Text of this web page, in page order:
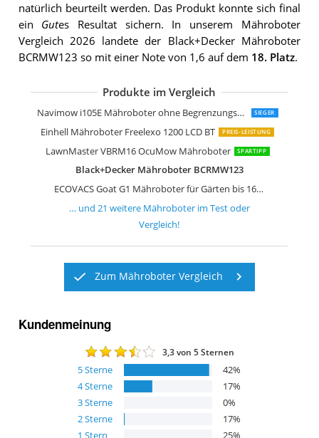
natürlich beurteilt werden. Das Produkt konnte sich final
ein Gutes Resultat sichern. In unserem Mähroboter
Vergleich 2026 landete der Black+Decker Mähroboter
BCRMW123 so mit einer Note von 1,6 auf dem 18. Platz.
Produkte im Vergleich
Navimow i105E Mähroboter ohne Begrenzungskabel SIEGER
Einhell Mähroboter Freelexo 1200 LCD BT PREIS-LEISTUNG
LawnMaster VBRM16 OcuMow Mähroboter SPARTIPP
Black+Decker Mähroboter BCRMW123
ECOVACS Goat G1 Mähroboter für Gärten bis 1600 qm
Einhell Mähroboter FREELEXO+ LCD
Worx Landroid M WR143E
WORX Landroid Plus WR167E
Yard Force Mähroboter SA900ECO
Scheppach Mähroboter RLM500W bis
WORX Landroid Plus WR165E
Practixx Mähroboter bis zu 600 qm²
Yard Force Mähroboter Classic 500
Worx Landroid SO500i
WOLF-Garten Loopo S300
WORX Landroid S Mähroboter
… und 21 weitere Mähroboterim Test oder
Vergleich!
Zum Mähroboter Vergleich
Kundenmeinung
3,3von 5 Sternen
5Sterne 42%
4Sterne 17%
3Sterne 0%
2Sterne 17%